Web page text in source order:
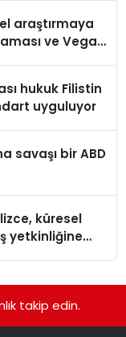
araştırmaya
ve Vegan
hukuk Filistin
uyguluyor
savaşı bir ABD
küresel
yetkinliğine
takip edin.